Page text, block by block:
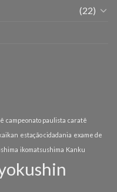
(22)
campeonato paulista caratê
estação cidadania exame de
ikomatsushima Kanku